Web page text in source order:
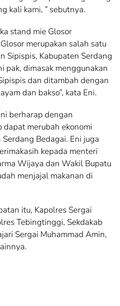
kali kami, ” sebutnya.
stand mie Glosor
merupakan salah satu
Sipispis, Kabupaten Serdang
pak, dimasak menggunakan
dan ditambah dengan
dan bakso”, kata Eni.
berharap dengan
dapat merubah ekonomi
Bedagai. Eni juga
kepada menteri
Wijaya dan Wakil Bupatu
menjajal makanan di
itu, Kapolres Sergai
Tebingtinggi, Sekdakab
Sergai Muhammad Amin,